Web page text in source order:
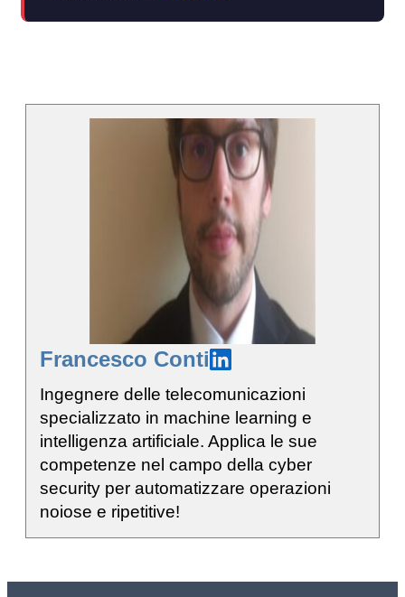
Francesco Conti
Ingegnere delle telecomunicazioni
specializzato in machine learning e
intelligenza artificiale. Applica le sue
competenze nel campo della cyber
security per automatizzare operazioni
noiose e ripetitive!